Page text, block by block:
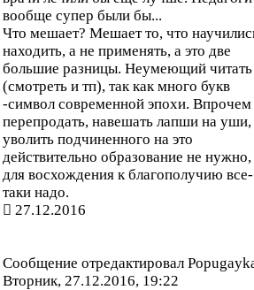
вообще супер были бы...
Что мешает? Мешает то, что
находить, а не применять, а это две
большие разницы. Неумеющий читать
(смотреть и тп), так как много букв
-символ современной эпохи. Впрочем
перепродать, навешать лапши на уши,
уволить подчиненного на это
действительно образование не нужно,
для восхождения к благополучию все-
таки надо.
27.12.2016
Сообщение отредактировал
Вторник, 27.12.2016, 19:22